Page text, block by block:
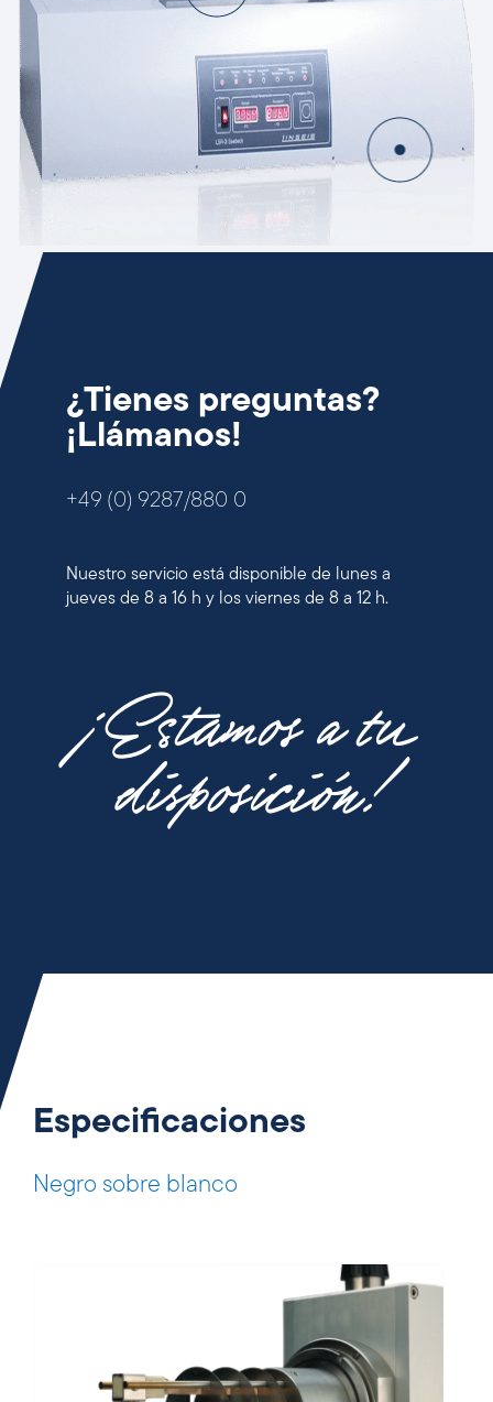
¿Tienes preguntas?
¡Llámanos!
+49 (0) 9287/880 0
Nuestro servicio está disponible de lunes a
jueves de 8 a 16 h y los viernes de 8 a 12 h.
¡Estamos a tu
disposición!
Especificaciones
Negro sobre blanco